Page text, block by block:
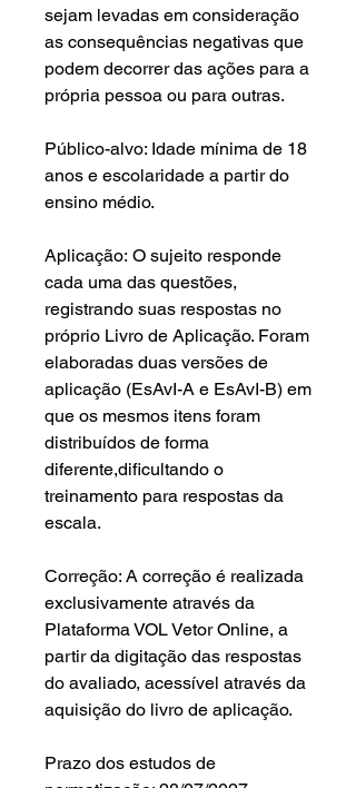
sejam levadas em consideração
as consequências negativas que
podem decorrer das ações para a
própria pessoa ou para outras.
Público-alvo: Idade mínima de 18
anos e escolaridade a partir do
ensino médio.
Aplicação: O sujeito responde
cada uma das questões,
registrando suas respostas no
próprio Livro de Aplicação. Foram
elaboradas duas versões de
aplicação (EsAvI-A e EsAvI-B) em
que os mesmos itens foram
distribuídos de forma
diferente,dificultando o
treinamento para respostas da
escala.
Correção: A correção é realizada
exclusivamente através da
Plataforma VOL Vetor Online, a
partir da digitação das respostas
do avaliado, acessível através da
aquisição do livro de aplicação.
Prazo dos estudos de